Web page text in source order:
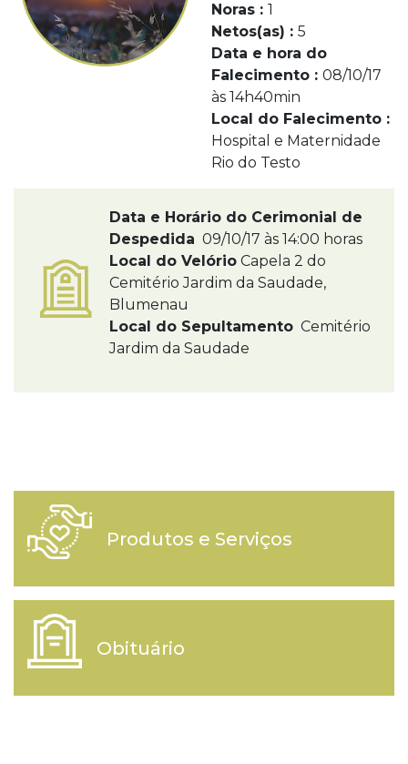
Noras : 1
Netos(as) : 5
Data e hora do
Falecimento : 08/10/17
às 14h40min
Local do Falecimento :
Hospital e Maternidade
Rio do Testo
Data e Horário do Cerimonial de
Despedida 09/10/17 às 14:00 horas
Local do Velório Capela 2 do
Cemitério Jardim da Saudade,
Blumenau
Local do Sepultamento Cemitério
Jardim da Saudade
Produtos e Serviços
Obituário